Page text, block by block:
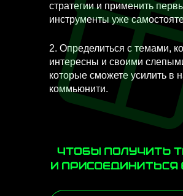
стратегии и применить
инструменты уже
2. Определиться с темами,
интересны и своими
которые сможете усилить в
коммьюнити.